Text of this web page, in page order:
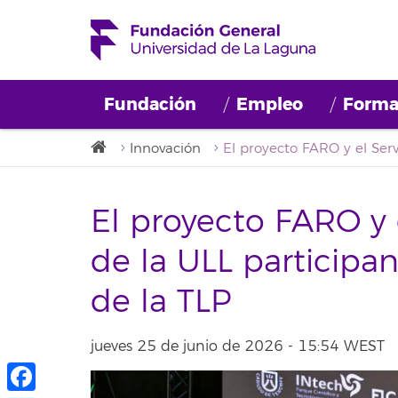
Fundación Empleo
Innovación
El proyecto FARO
de la ULL
de la TLP
jueves 25 de junio de 2026 - 15:54 WEST